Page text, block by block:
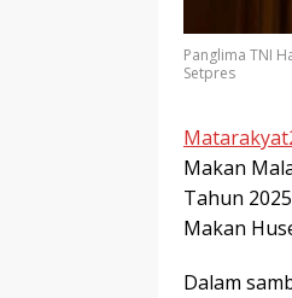
Panglima TNI
Setpres
Makan
Tahun
Makan
Dalam